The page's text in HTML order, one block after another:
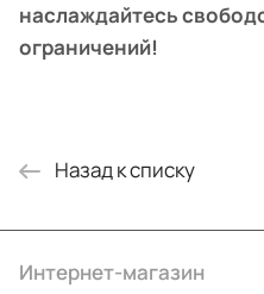
наслаждайтесь
ограничений!
Назад к списку
Интернет-магазин